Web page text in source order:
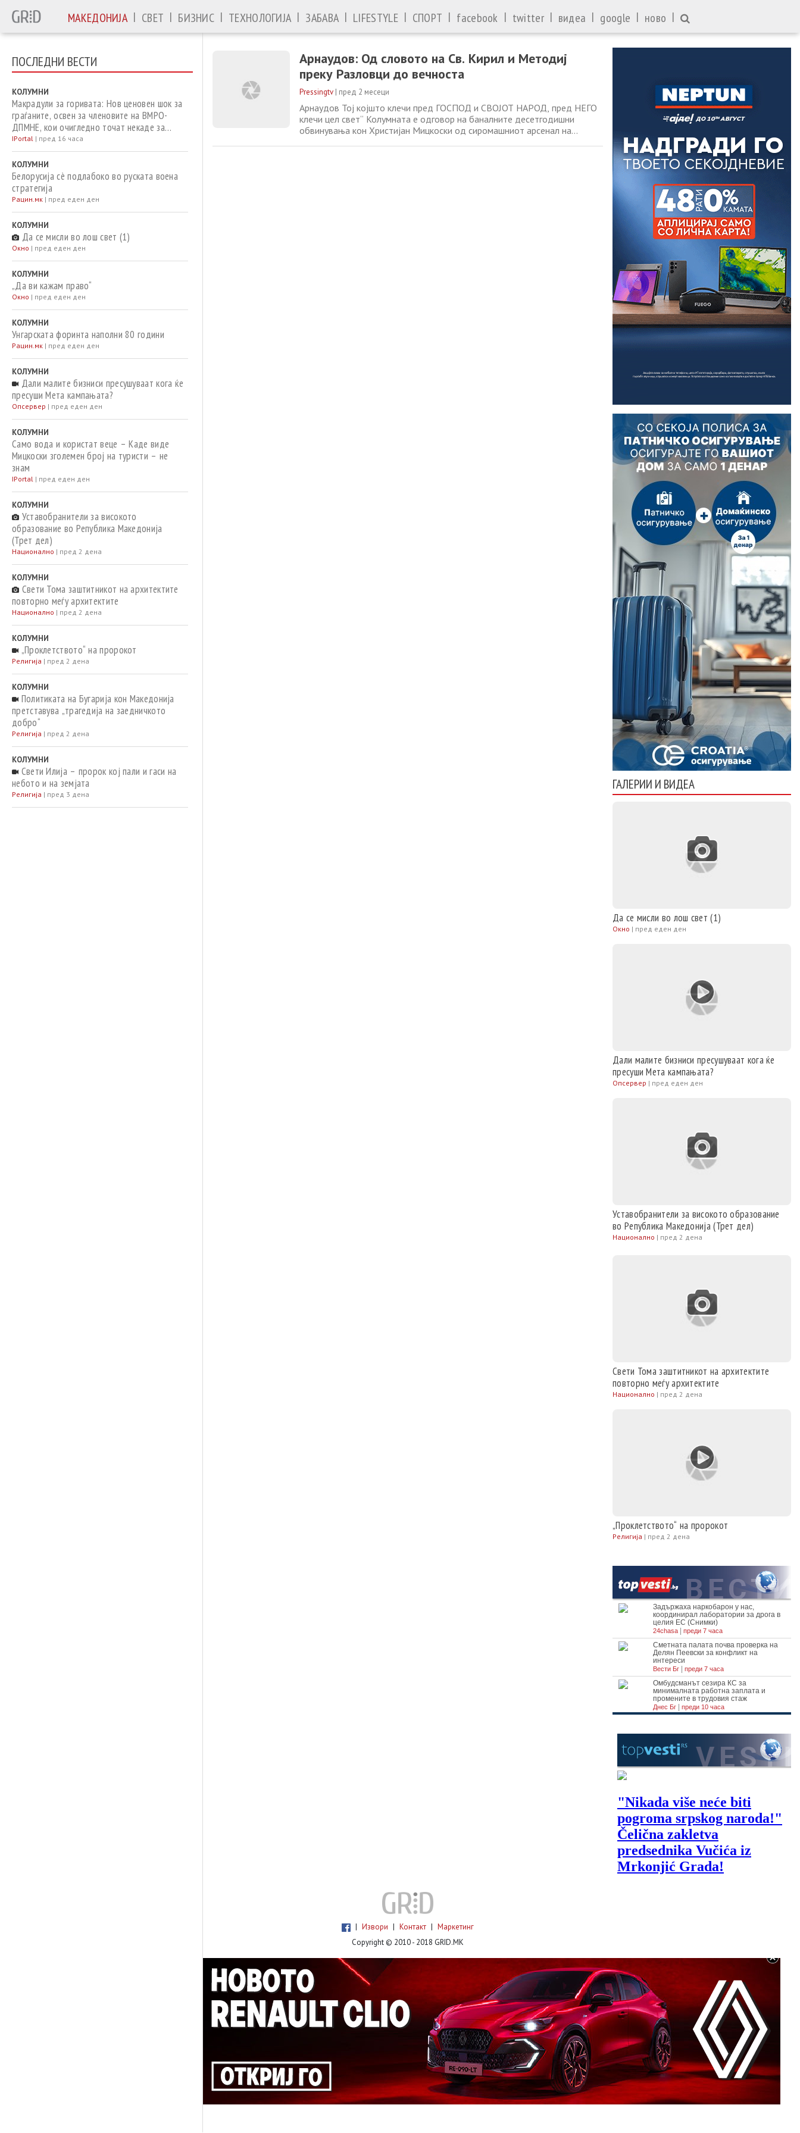
МАКЕДОНИЈА | СВЕТ | БИЗНИС | ТЕХНОЛОГИЈА | ЗАБАВА | LIFESTYLE | СПОРТ | facebook | twitter | видеа | google | ново |
ПОСЛЕДНИ ВЕСТИ
КОЛУМНИ
Макрадули за горивата: Нов ценовен шок за
граѓаните, освен за членовите на ВМРО-
ДПМНЕ, кои очигледно точат некаде за
џабе
IPortal | пред 16 часа
КОЛУМНИ
Белорусија сè подлабоко во руската воена
стратегија
Рацин.мк | пред еден ден
КОЛУМНИ
Да се мисли во лош свет (1)
Окно | пред еден ден
КОЛУМНИ
„Да ви кажам право“
Окно | пред еден ден
КОЛУМНИ
Унгарската форинта наполни 80 години
Рацин.мк | пред еден ден
КОЛУМНИ
Дали малите бизниси пресушуваат кога ќе
пресуши Мета кампањата?
Опсервер | пред еден ден
КОЛУМНИ
Само вода и користат веце – Каде виде
Мицкоски зголемен број на туристи – не
знам
IPortal | пред еден ден
КОЛУМНИ
Уставобранители за високото
образование во Република Македонија
(Трет дел)
Национално | пред 2 дена
КОЛУМНИ
Свети Тома заштитникот на архитектите
повторно меѓу архитектите
Национално | пред 2 дена
КОЛУМНИ
„Проклетството“ на пророкот
Религија | пред 2 дена
КОЛУМНИ
Политиката на Бугарија кон Македонија
претставува „трагедија на заедничкото
добро“
Религија | пред 2 дена
КОЛУМНИ
Свети Илија – пророк кој пали и гаси на
небото и на земјата
Религија | пред 3 дена
Арнаудов: Од словото на Св. Кирил и Методиј
преку Разловци до вечноста
Pressingtv | пред 2 месеци
Арнаудов Тој којшто клечи пред ГОСПОД и СВОЈОТ НАРОД, пред НЕГО
клечи цел свет“ Колумната е одговор на баналните десетгодишни
обвинувања кон Христијан Мицкоски од сиромашниот арсенал на
ГАЛЕРИИ И ВИДЕА
Да се мисли во лош свет (1)
Окно | пред еден ден
Дали малите бизниси пресушуваат кога ќе
пресуши Мета кампањата?
Опсервер | пред еден ден
Уставобранители за високото образование
во Република Македонија (Трет дел)
Национално | пред 2 дена
Свети Тома заштитникот на архитектите
повторно меѓу архитектите
Национално | пред 2 дена
„Проклетството“ на пророкот
Религија | пред 2 дена
| Извори | Контакт | Маркетинг
Copyright © 2010 - 2018 GRID.MK